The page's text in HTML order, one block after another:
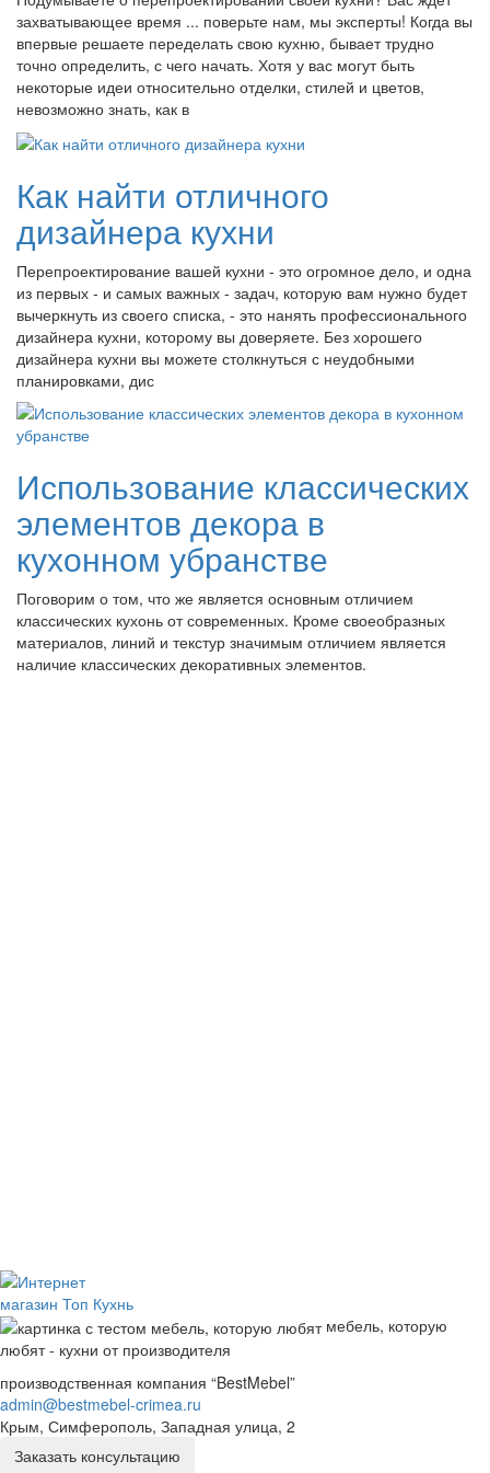
захватывающее время ... поверьте нам, мы эксперты! Когда вы
впервые решаете переделать свою кухню, бывает трудно
точно определить, с чего начать. Хотя у вас могут быть
некоторые идеи относительно отделки, стилей и цветов,
невозможно знать, как в
Как найти отличного
дизайнера кухни
Перепроектирование вашей кухни - это огромное дело, и одна
из первых - и самых важных - задач, которую вам нужно будет
вычеркнуть из своего списка, - это нанять профессионального
дизайнера кухни, которому вы доверяете. Без хорошего
дизайнера кухни вы можете столкнуться с неудобными
планировками, дис
Использование классических
элементов декора в
кухонном убранстве
Поговорим о том, что же является основным отличием
классических кухонь от современных. Кроме своеобразных
материалов, линий и текстур значимым отличием является
наличие классических декоративных элементов.
мебель, которую
любят - кухни от производителя
производственная компания “BestMebel”
admin@bestmebel-crimea.ru
Крым, Симферополь, Западная улица, 2
Заказать консультацию